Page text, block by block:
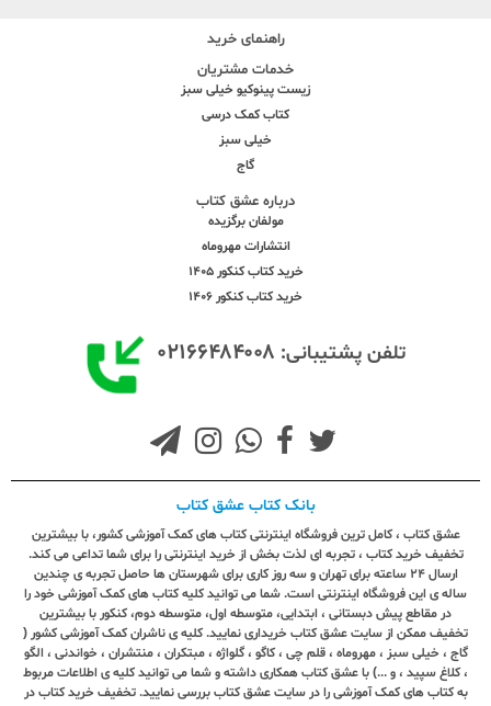
راهنمای خرید
خدمات مشتریان
زیست پینوکیو خیلی سبز
کتاب کمک درسی
خیلی سبز
گاج
درباره عشق کتاب
مولفان برگزیده
انتشارات مهروماه
خرید کتاب کنکور 1405
خرید کتاب کنکور 1406
تلفن پشتیبانی: ۰۲۱۶۶۴۸۴۰۰۸
بانک کتاب عشق کتاب
عشق کتاب ، کامل ترین فروشگاه اینترنتی کتاب های کمک آموزشی کشور، با بیشترین
تخفیف خرید کتاب ، تجربه ای لذت بخش از خرید اینترنتی را برای شما تداعی می کند.
ارسال ٢٤ ساعته برای تهران و سه روز کاری برای شهرستان ها حاصل تجربه ی چندین
ساله ی این فروشگاه اینترنتی است. شما می توانید کلیه کتاب های کمک آموزشی خود را
در مقاطع پیش دبستانی ، ابتدایی، متوسطه اول، متوسطه دوم، کنکور با بیشترین
تخفیف ممکن از سایت عشق کتاب خریداری نمایید. کلیه ی ناشران کمک آموزشی کشور (
گاج ، خیلی سبز ، مهروماه ، قلم چی ، کاگو ، گلواژه ، مبتکران ، منتشران ، خواندنی ، الگو
، کلاغ سپید ، و ...) با عشق کتاب همکاری داشته و شما می توانید کلیه ی اطلاعات مربوط
به کتاب های کمک آموزشی را در سایت عشق کتاب بررسی نمایید. تخفیف خرید کتاب در